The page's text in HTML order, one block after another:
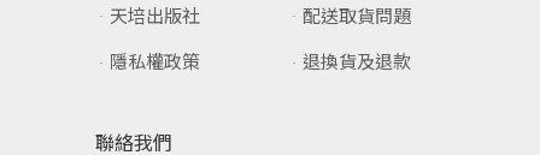
天培出版社
隱私權政策
配送取貨問題
退換貨及退款
聯絡我們